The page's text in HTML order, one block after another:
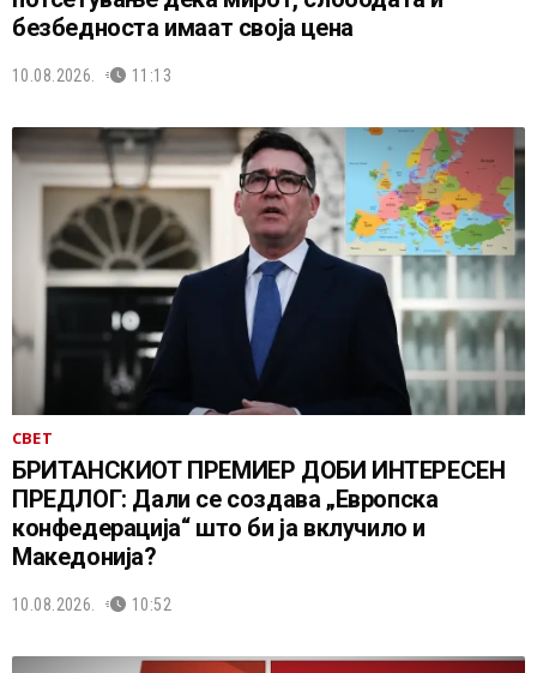
безбедноста имаат своја цена
10.08.2026. 11:13
СВЕТ
БРИТАНСКИОТ ПРЕМИЕР ДОБИ ИНТЕРЕСЕН
ПРЕДЛОГ: Дали се создава „Европска
конфедерација“ што би ја вклучило и
Македонија?
10.08.2026. 10:52